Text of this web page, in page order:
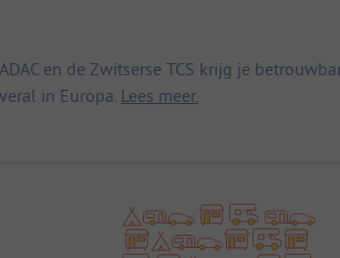
en de Zwitserse TCS krijg je
in Europa. Lees meer.